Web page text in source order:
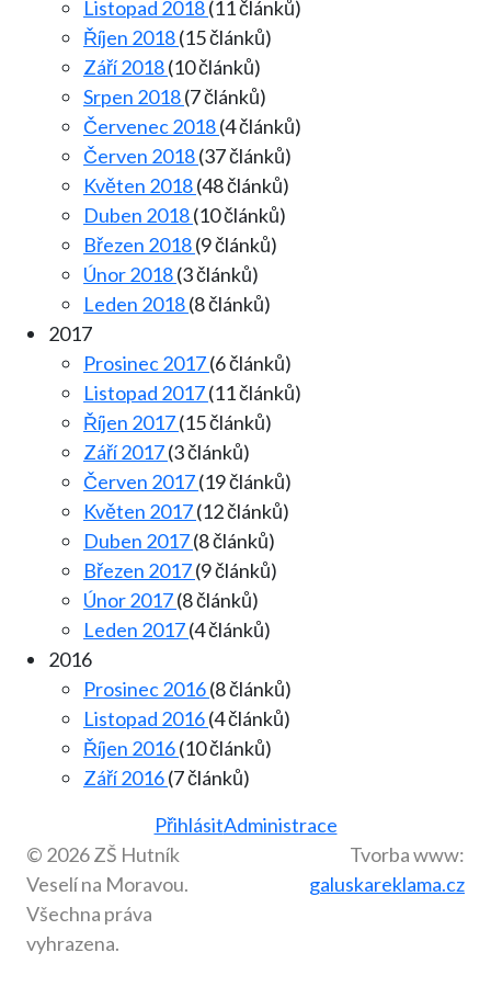
Listopad 2018(11 článků)
Říjen 2018(15 článků)
Září 2018(10 článků)
Srpen 2018(7 článků)
Červenec 2018(4 článků)
Červen 2018(37 článků)
Květen 2018(48 článků)
Duben 2018(10 článků)
Březen 2018(9 článků)
Únor 2018(3 článků)
Leden 2018(8 článků)
2017
Prosinec 2017(6 článků)
Listopad 2017(11 článků)
Říjen 2017(15 článků)
Září 2017(3 článků)
Červen 2017(19 článků)
Květen 2017(12 článků)
Duben 2017(8 článků)
Březen 2017(9 článků)
Únor 2017(8 článků)
Leden 2017(4 článků)
2016
Prosinec 2016(8 článků)
Listopad 2016(4 článků)
Říjen 2016(10 článků)
Září 2016(7 článků)
PřihlásitAdministrace
© 2026 ZŠ Hutník
Veselí na Moravou.
Všechna práva
vyhrazena.
Tvorba www:
galuskareklama.cz